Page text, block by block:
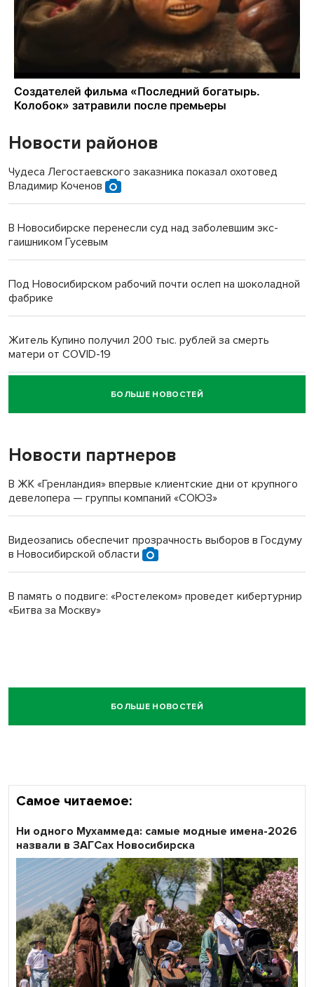
Новости районов
Чудеса Легостаевского заказника показал охотовед
Владимир Коченов
В Новосибирске перенесли суд над заболевшим экс-
гаишником Гусевым
Под Новосибирском рабочий почти ослеп на шоколадной
фабрике
Житель Купино получил 200 тыс. рублей за смерть
матери от COVID-19
Новосибирский суд наказал водителя за смерть
пенсионерки на вокзале
БОЛЬШЕ НОВОСТЕЙ
Новости партнеров
В ЖК «Гренландия» впервые клиентские дни от крупного
девелопера — группы компаний «СОЮЗ»
Видеозапись обеспечит прозрачность выборов в Госдуму
в Новосибирской области
В память о подвиге: «Ростелеком» проведет кибертурнир
«Битва за Москву»
БОЛЬШЕ НОВОСТЕЙ
Самое читаемое:
Ни одного Мухаммеда: самые модные имена-2026
назвали в ЗАГСах Новосибирска